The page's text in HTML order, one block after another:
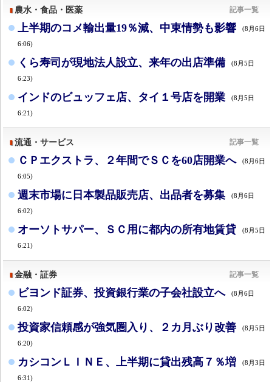
農水・食品・医薬 記事一覧
上半期のコメ輸出量19％減、中東情勢も影響 (8月6日
6:06)
くら寿司が現地法人設立、来年の出店準備 (8月5日
6:23)
インドのビュッフェ店、タイ１号店を開業 (8月5日
6:21)
流通・サービス 記事一覧
ＣＰエクストラ、２年間でＳＣを60店開業へ (8月6日
6:05)
週末市場に日本製品販売店、出品者を募集 (8月6日
6:02)
オーソトサパー、ＳＣ用に都内の所有地賃貸 (8月5日
6:21)
金融・証券 記事一覧
ビヨンド証券、投資銀行業の子会社設立へ (8月6日
6:02)
投資家信頼感が強気圏入り、２カ月ぶり改善 (8月5日
6:20)
カシコンＬＩＮＥ、上半期に貸出残高７％増 (8月3日
6:31)